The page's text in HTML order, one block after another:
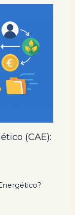
(CAE):